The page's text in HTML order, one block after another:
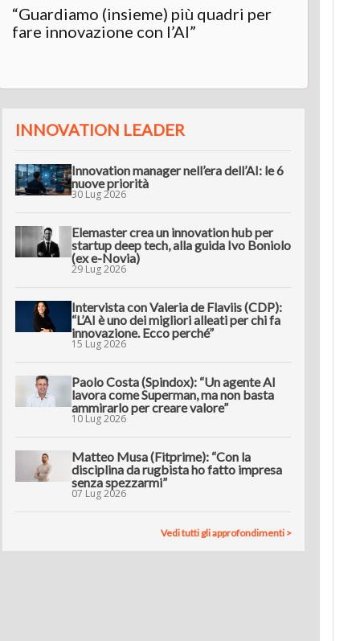
“Guardiamo (insieme) più quadri per
fare innovazione con l’AI”
INNOVATION LEADER
Innovation manager nell’era dell’AI: le 6
nuove priorità
30 Lug 2026
Elemaster crea un innovation hub per
startup deep tech, alla guida Ivo Boniolo
(ex e-Novia)
29 Lug 2026
Intervista con Valeria de Flaviis (CDP):
“L’AI è uno dei migliori alleati per chi fa
innovazione. Ecco perché”
15 Lug 2026
Paolo Costa (Spindox): “Un agente AI
lavora come Superman, ma non basta
ammirarlo per creare valore”
10 Lug 2026
Matteo Musa (Fitprime): “Con la
disciplina da rugbista ho fatto impresa
senza spezzarmi”
07 Lug 2026
Vedi tutti gli approfondimenti >